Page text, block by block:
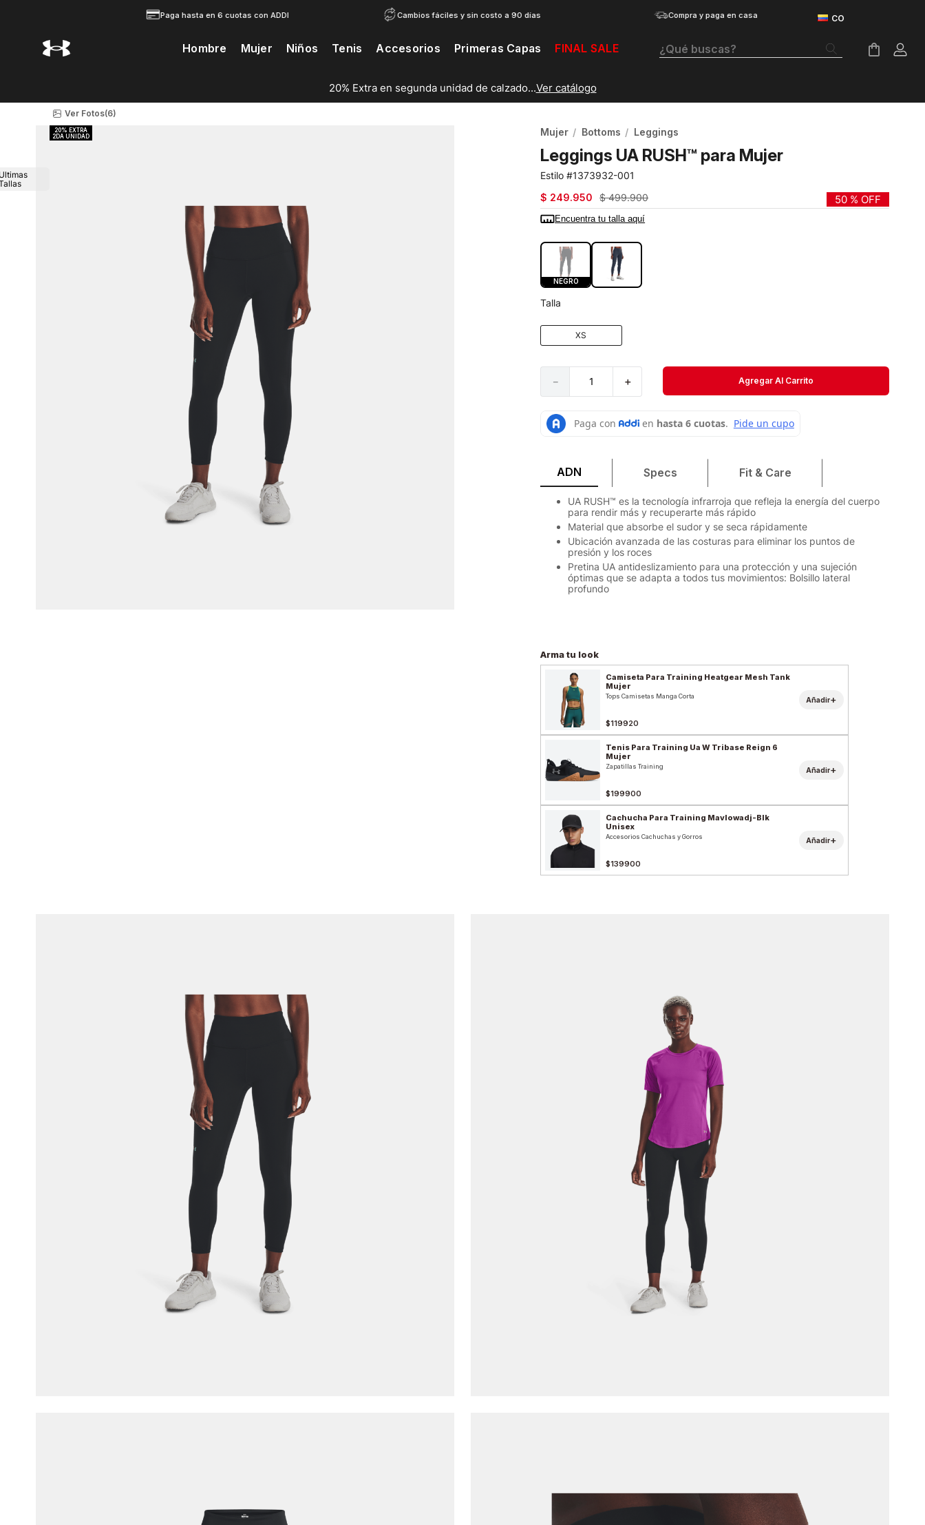
Paga hasta en 6 cuotas con ADDI Cambios fáciles y sin costo a 90 días Compra y paga en casa
Hombre Mujer Niños Tenis Accesorios Primeras Capas FINAL SALE ¿Qué buscas?
20% Extra en segunda unidad de calzado...Ver catálogo
Ver Fotos(6)
Mujer Bottoms Leggings
Leggings UA RUSH™ para Mujer
1373932-001
$ 249.950 $ 499.900 50 % OFF
Encuentra tu talla aquí
NEGRO
Talla
XS
＋
－ Agregar Al Carrito
ADN Specs Fit & Care
UA RUSH™ es la tecnología infrarroja que refleja la energía del cuerpo
para rendir más y recuperarte más rápido
Material que absorbe el sudor y se seca rápidamente
Ubicación avanzada de las costuras para eliminar los puntos de
presión y los roces
Pretina UA antideslizamiento para una protección y una sujeción
óptimas que se adapta a todos tus movimientos: Bolsillo lateral
profundo
Arma tu look
Camiseta Para Training Heatgear Mesh Tank
Mujer
Tops Camisetas Manga Corta
$119920
Añadir+
Tenis Para Training Ua W Tribase Reign 6
Mujer
Zapatillas Training
$199900
Añadir+
Cachucha Para Training Mavlowadj-Blk
Unisex
Accesorios Cachuchas y Gorros
$139900
Añadir+
Botas
Tenis Mujer
Tenis Hombre
Short